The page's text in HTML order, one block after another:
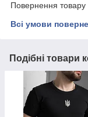
Повернення товару
Всі умови
Подібні товари